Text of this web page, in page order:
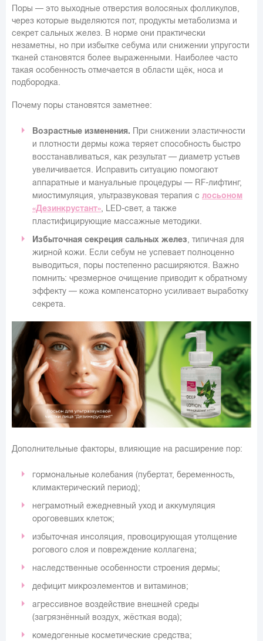
Поры — это выходные отверстия волосяных фолликулов,
через которые выделяются пот, продукты метаболизма и
секрет сальных желез. В норме они практически
незаметны, но при избытке себума или снижении упругости
тканей становятся более выраженными. Наиболее часто
такая особенность отмечается в области щёк, носа и
подбородка.
Почему поры становятся заметнее:
Возрастные изменения. При снижении эластичности
и плотности дермы кожа теряет способность быстро
восстанавливаться, как результат — диаметр устьев
увеличивается. Исправить ситуацию помогают
аппаратные и мануальные процедуры — RF-лифтинг,
миостимуляция, ультразвуковая терапия с лосьоном
«Дезинкрустант» , LED-свет, а также
пластифицирующие массажные методики.
Избыточная секреция сальных желез , типичная для
жирной кожи. Если себум не успевает полноценно
выводиться, поры постепенно расширяются. Важно
помнить: чрезмерное очищение приводит к обратному
эффекту — кожа компенсаторно усиливает выработку
секрета.
Дополнительные факторы, влияющие на расширение пор:
гормональные колебания (пубертат, беременность,
климактерический период);
неграмотный ежедневный уход и аккумуляция
ороговевших клеток;
избыточная инсоляция, провоцирующая утолщение
рогового слоя и повреждение коллагена;
наследственные особенности строения дермы;
дефицит микроэлементов и витаминов;
агрессивное воздействие внешней среды
(загрязнённый воздух, жёсткая вода);
комедогенные косметические средства;